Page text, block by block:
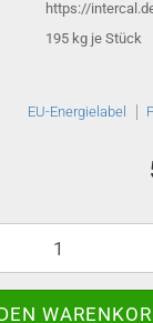
https://
195 kg je Stück
EU-Energielabel